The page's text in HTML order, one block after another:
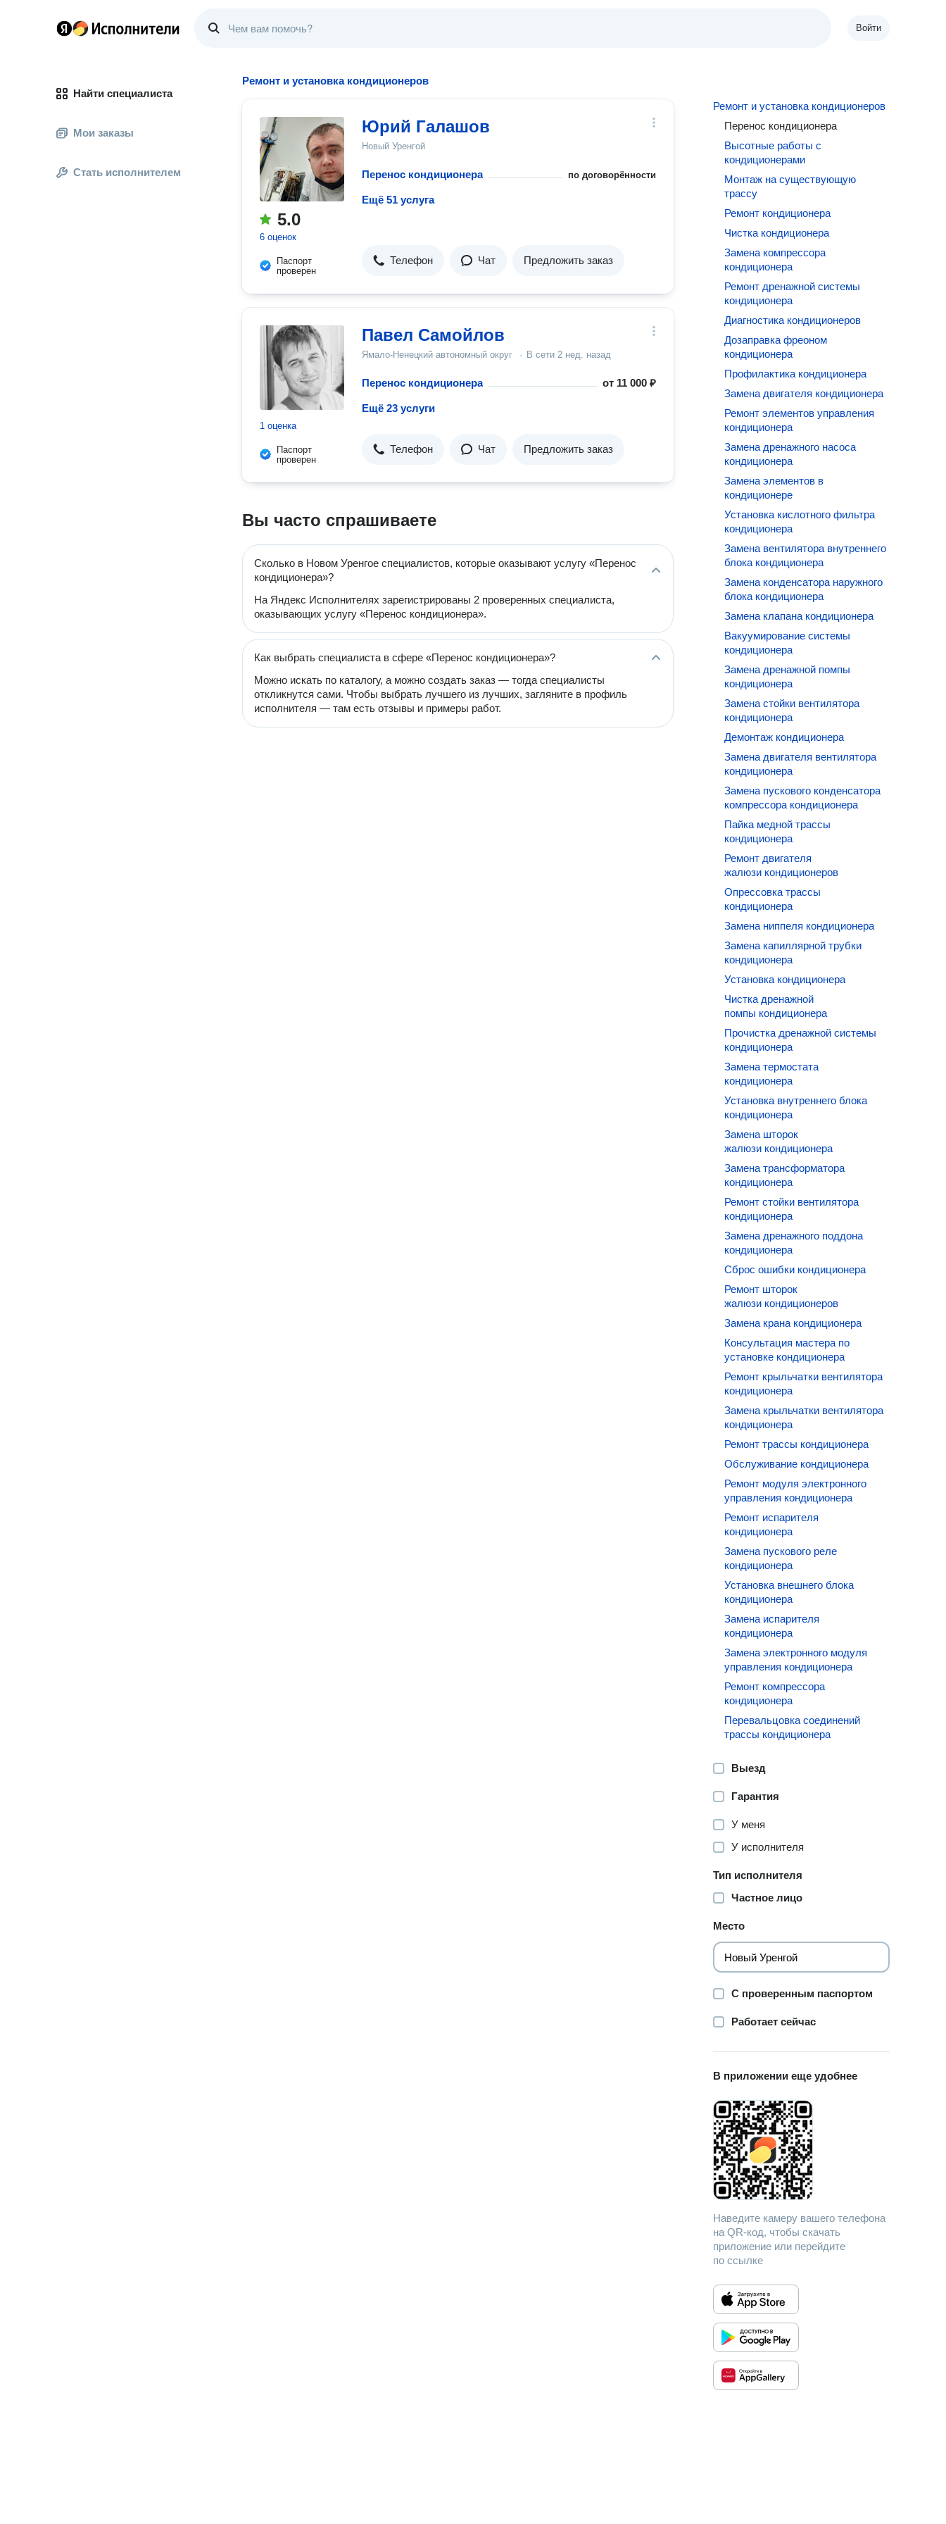
Войти
Найти специалиста
Мои заказы
Стать исполнителем
Ремонт и установка кондиционеров
5.0
6 оценок
Паспорт
проверен
Юрий Галашов
Новый Уренгой
Перенос кондиционера по договорённости
Ещё 51 услуга
Телефон Чат Предложить заказ
1 оценка
Паспорт
проверен
Павел Самойлов
Ямало-Ненецкий автономный округ · В сети 2 нед. назад
Перенос кондиционера от 11 000 ₽
Ещё 23 услуги
Телефон Чат Предложить заказ
Вы часто спрашиваете
Сколько в Новом Уренгое специалистов, которые оказывают услугу «Перенос
кондиционера»?
На Яндекс Исполнителях зарегистрированы 2 проверенных специалиста,
оказывающих услугу «Перенос кондиционера».
Как выбрать специалиста в сфере «Перенос кондиционера»?
Можно искать по каталогу, а можно создать заказ — тогда специалисты
откликнутся сами. Чтобы выбрать лучшего из лучших, загляните в профиль
исполнителя — там есть отзывы и примеры работ.
Ремонт и установка кондиционеров
Перенос кондиционера
Высотные работы с
кондиционерами
Монтаж на существующую
трассу
Ремонт кондиционера
Чистка кондиционера
Замена компрессора
кондиционера
Ремонт дренажной системы
кондиционера
Диагностика кондиционеров
Дозаправка фреоном
кондиционера
Профилактика кондиционера
Замена двигателя кондиционера
Ремонт элементов управления
кондиционера
Замена дренажного насоса
кондиционера
Замена элементов в
кондиционере
Установка кислотного фильтра
кондиционера
Замена вентилятора внутреннего
блока кондиционера
Замена конденсатора наружного
блока кондиционера
Замена клапана кондиционера
Вакуумирование системы
кондиционера
Замена дренажной помпы
кондиционера
Замена стойки вентилятора
кондиционера
Демонтаж кондиционера
Замена двигателя вентилятора
кондиционера
Замена пускового конденсатора
компрессора кондиционера
Пайка медной трассы
кондиционера
Ремонт двигателя
жалюзи кондиционеров
Опрессовка трассы
кондиционера
Замена ниппеля кондиционера
Замена капиллярной трубки
кондиционера
Установка кондиционера
Чистка дренажной
помпы кондиционера
Прочистка дренажной системы
кондиционера
Замена термостата
кондиционера
Установка внутреннего блока
кондиционера
Замена шторок
жалюзи кондиционера
Замена трансформатора
кондиционера
Ремонт стойки вентилятора
кондиционера
Замена дренажного поддона
кондиционера
Сброс ошибки кондиционера
Ремонт шторок
жалюзи кондиционеров
Замена крана кондиционера
Консультация мастера по
установке кондиционера
Ремонт крыльчатки вентилятора
кондиционера
Замена крыльчатки вентилятора
кондиционера
Ремонт трассы кондиционера
Обслуживание кондиционера
Ремонт модуля электронного
управления кондиционера
Ремонт испарителя
кондиционера
Замена пускового реле
кондиционера
Установка внешнего блока
кондиционера
Замена испарителя
кондиционера
Замена электронного модуля
управления кондиционера
Ремонт компрессора
кондиционера
Перевальцовка соединений
трассы кондиционера
Выезд
Гарантия
У меня
У исполнителя
Тип исполнителя
Частное лицо
Место
С проверенным паспортом
Работает сейчас
В приложении еще удобнее
Наведите камеру вашего телефона
на QR-код, чтобы скачать
приложение или перейдите
по ссылке